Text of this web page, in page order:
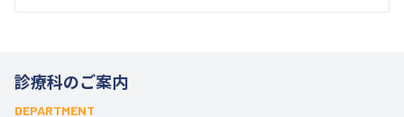
診療科のご案内
DEPARTMENT